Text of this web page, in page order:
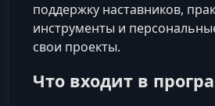
поддержку наставников,
инструменты и
свои проекты.
Что входит в